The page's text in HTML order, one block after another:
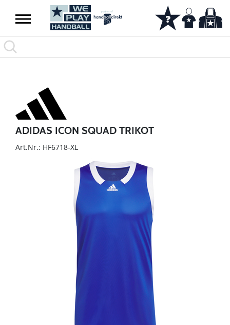
ADIDAS ICON SQUAD TRIKOT
Art.Nr.: HF6718-XL